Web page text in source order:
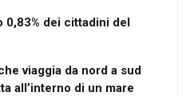
0,83% dei cittadini del
viaggia da nord a sud
all’interno di un mare